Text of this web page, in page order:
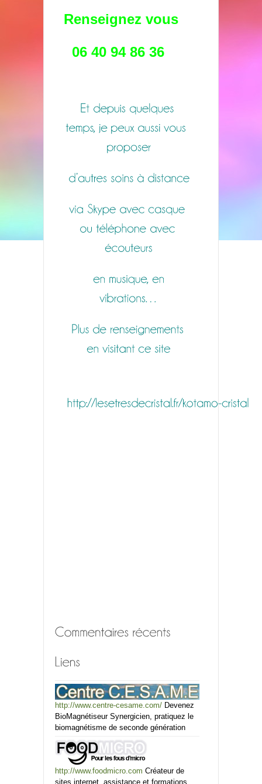
Renseignez vous
06 40 94 86 36
http://www.centre-cesame.com/ Devenez
BioMagnétiseur Synergicien, pratiquez le
biomagnétisme de seconde génération
http://www.foodmicro.com Créateur de
sites internet, assistance et formations